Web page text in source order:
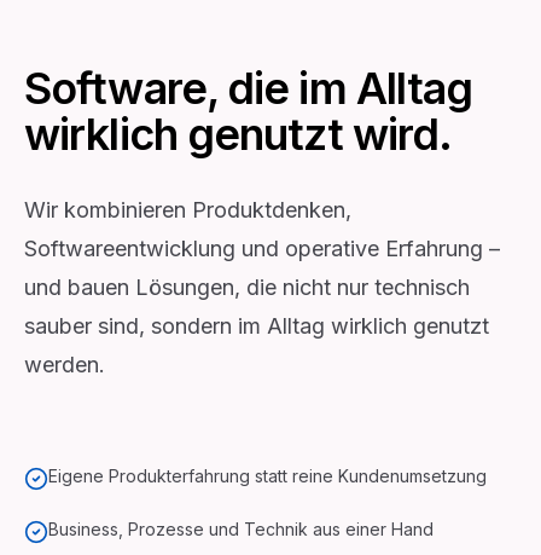
Software, die im Alltag
wirklich genutzt wird.
Wir kombinieren Produktdenken,
Softwareentwicklung und operative Erfahrung –
und bauen Lösungen, die nicht nur technisch
sauber sind, sondern im Alltag wirklich genutzt
werden.
Eigene Produkterfahrung statt reine Kundenumsetzung
Business, Prozesse und Technik aus einer Hand